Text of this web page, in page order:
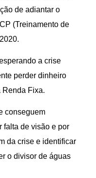
de adiantar o
(Treinamento de
a crise
perder dinheiro
Renda Fixa.
conseguem
falta de visão e por
da crise e identificar
o divisor de águas